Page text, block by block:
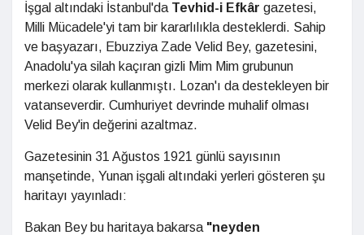
İşgal altındaki İstanbul'da Tevhid-i Efkâr gazetesi,
Milli Mücadele'yi tam bir kararlılıkla desteklerdi. Sahip
ve başyazarı, Ebuzziya Zade Velid Bey, gazetesini,
Anadolu'ya silah kaçıran gizli Mim Mim grubunun
merkezi olarak kullanmıştı. Lozan'ı da destekleyen bir
vatanseverdir. Cumhuriyet devrinde muhalif olması
Velid Bey'in değerini azaltmaz.
Gazetesinin 31 Ağustos 1921 günlü sayısının
manşetinde, Yunan işgali altındaki yerleri gösteren şu
haritayı yayınladı:
Bakan Bey bu haritaya bakarsa "neyden